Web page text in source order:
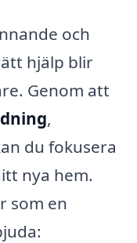
och
hjälp blir
Genom att
,
du fokusera
nya hem.
som en